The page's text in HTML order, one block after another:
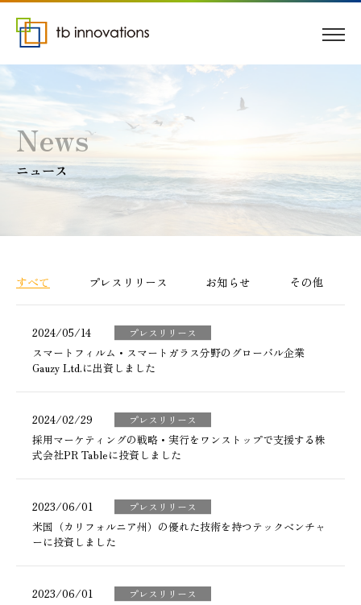
News
ニュース
すべて プレスリリース お知らせ その他
2024/05/14 プレスリリース
スマートフィルム・スマートガラス分野のグローバル企業
Gauzy Ltd.に出資しました
2024/02/29 プレスリリース
採用マーケティングの戦略・実行をワンストップで支援する株
式会社PR Tableに投資しました
2023/06/01 プレスリリース
米国（カリフォルニア州）の優れた技術を持つテックベンチャ
ーに投資しました
2023/06/01 プレスリリース